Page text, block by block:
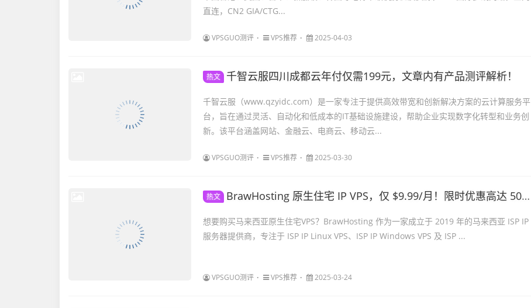
直连，CN2 GIA/CTG...
VPSGUO测评 VPS推荐 2025-04-03
热文 千智云服四川成都云年付仅需199元，文章内有产品测评解析！
千智云服（www.qzyidc.com）是一家专注于提供高效带宽和创新解决方案的云计算服务平
台，旨在通过灵活、自动化和低成本的IT基础设施建设，帮助企业实现数字化转型和业务创
新。该平台涵盖网站、金融云、电商云、移动云...
VPSGUO测评 VPS推荐 2025-03-30
热文 BrawHosting 原生住宅 IP VPS，仅 $9.99/月！限时优惠高达 50%！ 超高速稳定连接，低延迟，适用于 跨境电商、流媒体、游戏加速、远程办公，助您畅享全球网络！
想要购买马来西亚原生住宅VPS？BrawHosting 作为一家成立于 2019 年的马来西亚 ISP IP
服务器提供商，专注于 ISP IP Linux VPS、ISP IP Windows VPS 及 ISP ...
VPSGUO测评 VPS推荐 2025-03-24